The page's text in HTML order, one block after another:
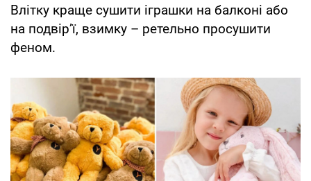
Влітку краще сушити іграшки на балконі або
на подвір’ї, взимку – ретельно просушити
феном.